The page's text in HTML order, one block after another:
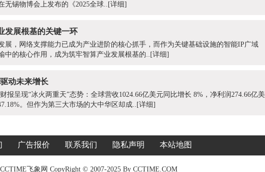
无锡物博会上发布的《2025全球.. [详细]
发展根基的关键一环
展，网络支撑能力已成为产业进阶的核心抓手，而作为关键基础设施的智能IP广域
中的核心作用，成为筑牢智算产业发展根基的.. [详细]
动未来增长
报呈现“冰火两重天”态势：全球营收1024.66亿美元同比增长 8%，净利润274.66亿美
。但作为第三大市场的大中华区却成.. [详细]
广告报价 联系我们 隐私声明 本站地图
CCTIME飞象网 CopyRight © 2007-2025 By CCTIME.COM